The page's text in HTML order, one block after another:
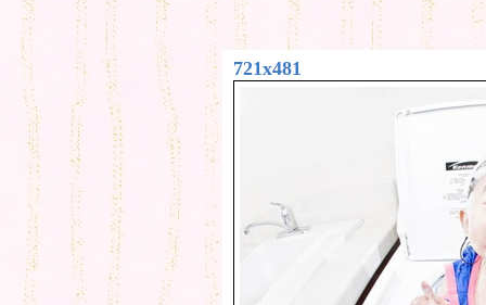
721x481